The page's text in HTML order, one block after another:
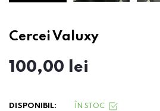
Cercei Valuxy
100,00 lei
DISPONIBIL: ÎN STOC